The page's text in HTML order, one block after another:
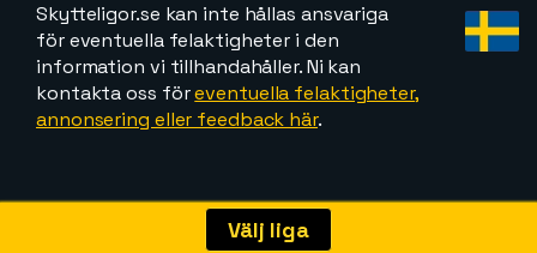
Skytteligor.se kan inte hållas ansvariga
för eventuella felaktigheter i den
information vi tillhandahåller. Ni kan
kontakta oss föreventuella felaktigheter,
annonsering eller feedback här.
Välj liga